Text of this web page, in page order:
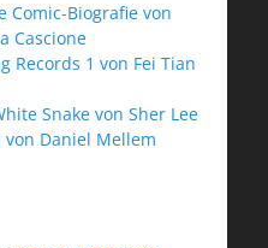
Comic-Biografie von
Cascione
Records 1 von Fei Tian
Snake von Sher Lee
von Daniel Mellem